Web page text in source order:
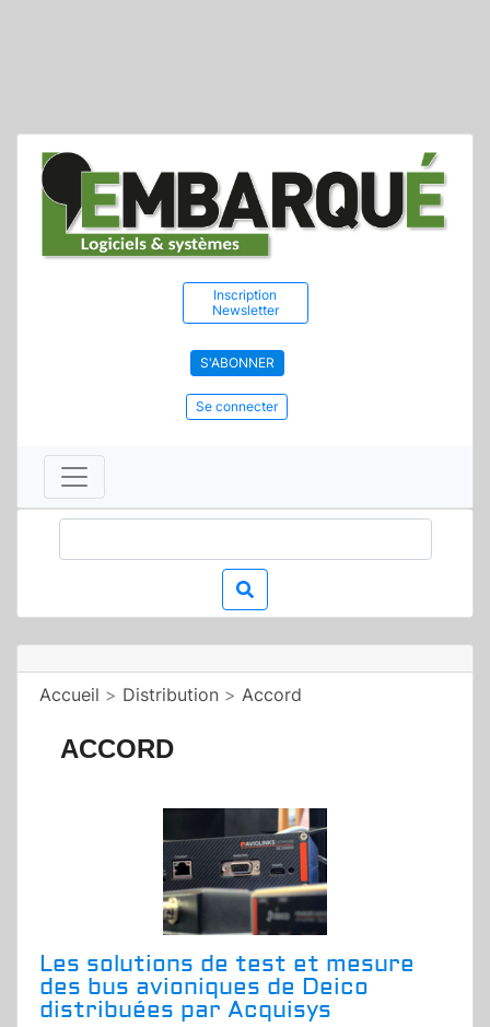
Inscription
Newsletter
S'ABONNER
Se connecter
Accueil > Distribution > Accord
ACCORD
Les solutions de test et mesure
des bus avioniques de Deico
distribuées par Acquisys